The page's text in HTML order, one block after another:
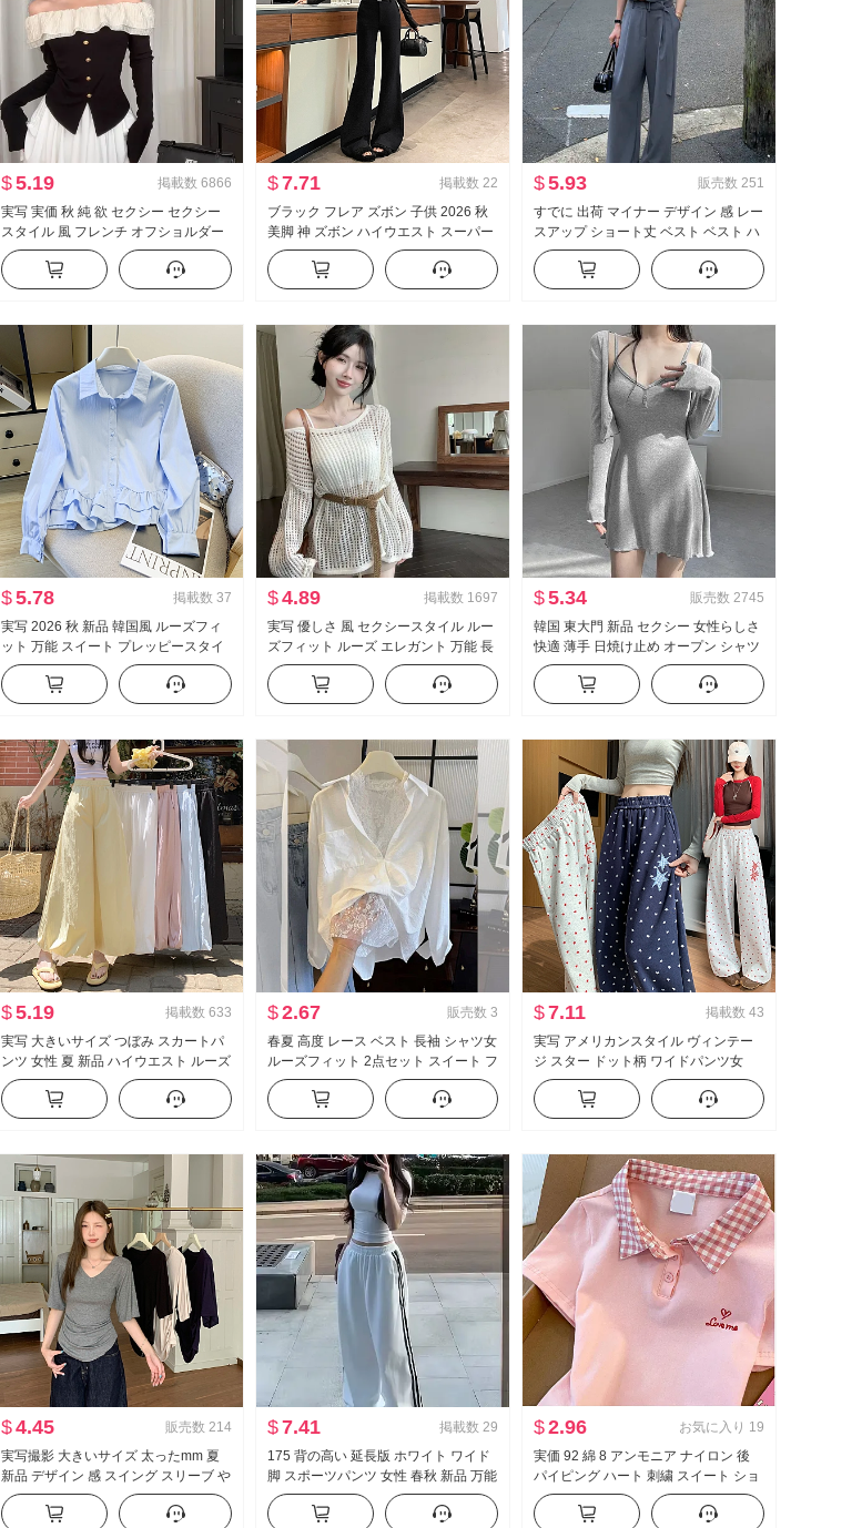
$5.19 掲載数 6866
実写 実価 秋 純 欲 セクシー セクシー
スタイル 風 フレンチ オフショルダー
長袖 Tシャツ 女性 フリル ウエストシ
ェイプ トップス
$7.71 掲載数 22
ブラック フレア ズボン 子供 2026 秋
美脚 神 ズボン ハイウエスト スーパー
モデル ズボン スリムフィット 伸縮性
カジュアル ラッパ スラックス
$5.93 販売数 251
すでに 出荷 マイナー デザイン 感 レー
スアップ ショート丈 ベスト ベスト ハ
イウエスト 垂 感 ワイド 脚 カジュアル
パンツ セットアップ
$5.78 掲載数 37
実写 2026 秋 新品 韓国風 ルーズフィ
ット 万能 スイート プレッピースタイ
ル フリル 長袖 シャツ レディーストッ
プス
$4.89 掲載数 1697
実写 優しさ 風 セクシースタイル ルー
ズフィット ルーズ エレガント 万能 長
袖 レース ニット ブラウス キャミソー
ル
$5.34 販売数 2745
韓国 東大門 新品 セクシー 女性らしさ
快適 薄手 日焼け止め オープン シャツ
キャミソール スカートスーツ 女性
$5.19 掲載数 633
実写 大きいサイズ つぼみ スカートパ
ンツ 女性 夏 新品 ハイウエスト ルーズ
フィット スリム効果 垂 感 バルーンパ
ンツ カジュアル ワイドパンツ
$2.67 販売数 3
春夏 高度 レース ベスト 長袖 シャツ女
ルーズフィット 2点セット スイート フ
レッシュ
$7.11 掲載数 43
実写 アメリカンスタイル ヴィンテー
ジ スター ドット柄 ワイドパンツ女
2026 秋 新品 ファッション ルーズフィ
ット スリム効果 カジュアルパンツ
$4.45 販売数 214
実写撮影 大きいサイズ 太ったmm 夏
新品 デザイン 感 スイング スリーブ や
せている t カジュアル スリム効果 スリ
ムフィット 底打ち トップス
$7.41 掲載数 29
175 背の高い 延長版 ホワイト ワイド
脚 スポーツパンツ 女性 春秋 新品 万能
ストライプ カジュアル フロアレング
ス ズボン
$2.96 お気に入り 19
実価 92 綿 8 アンモニア ナイロン 後
パイピング ハート 刺繍 スイート ショ
ート丈 ポロ襟 Tシャツ スリムフィット
小柄 トレンド